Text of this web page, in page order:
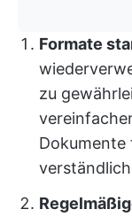
Formate
zu
Dokumente